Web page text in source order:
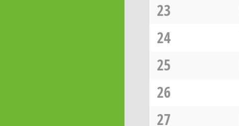
23
24
25
26
27